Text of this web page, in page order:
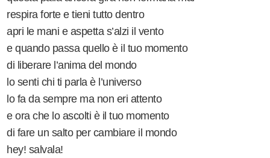
respira forte e tieni tutto dentro
apri le mani e aspetta s’alzi il vento
e quando passa quello è il tuo momento
di liberare l’anima del mondo
lo senti chi ti parla è l’universo
lo fa da sempre ma non eri attento
e ora che lo ascolti è il tuo momento
di fare un salto per cambiare il mondo
hey! salvala!